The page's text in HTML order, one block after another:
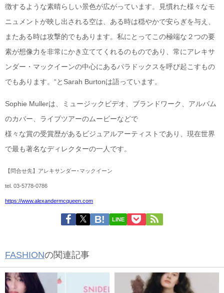
徴するような素晴らしい景色が広がっています。見慣れた様々なモ
ニュメントが映し出される空は、ある時は穏やかで安らぎを与え、
またある時は攻撃的でもあります。私にとってこの極端な２つの要
素が想像力を非常にかき立ててくれるのものであり、常にアレキサ
ンダー・マックイーンの中心にあるパラドックスを呼び起こすもの
でもあります。“とSarah Burtonは語っています。
Sophie Mullerは、ミュージックビデオ、ブランドワーク、アルバム
のカバー、ライブツアーのムービーなどで
様々な賞の受賞歴があるビジュアルアーティストであり、現在世界
で最も著名なディレクターの一人です。
【問合せ先】アレキサンダー･マックイーン
tel. 03-5778-0786
https://www.alexandermcqueen.com
LINE
FASHIONの関連記事